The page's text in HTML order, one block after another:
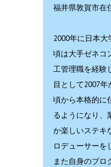
福井県敦賀市在
2000年に日本
頃は大手ゼネコ
工管理職を経験
目として2007
頃から本格的に
るようになり、
か楽しいステキ
ロデューサーを
また自身のブロ